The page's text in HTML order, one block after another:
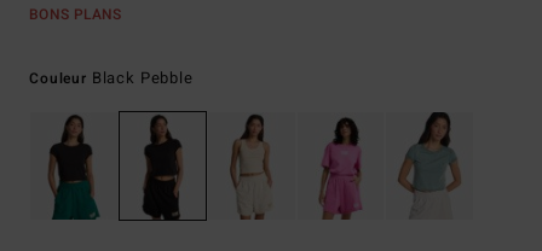
BONS PLANS
Couleur Black Pebble